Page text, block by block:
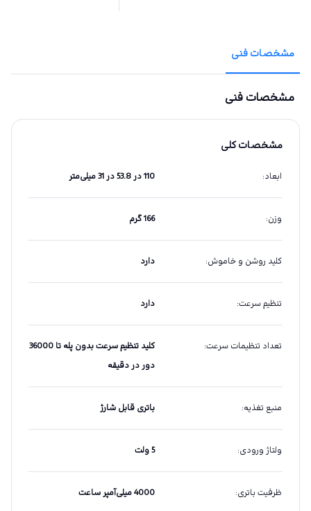
مشخصات فنی
مشخصات فنی
مشخصات کلی
ابعاد: ‎110 در 53.8 در 31 میلی‌متر
وزن: 166 گرم
کلید روشن و خاموش: دارد
تنظیم سرعت: دارد
تعداد تنظیمات سرعت:
کلید تنظیم سرعت بدون پله تا ‎36000
دور در دقیقه
منبع تغذیه: باتری قابل شارژ
ولتاژ ورودی: 5 ولت
ظرفیت باتری: ‎4000 میلی‌آمپر ساعت